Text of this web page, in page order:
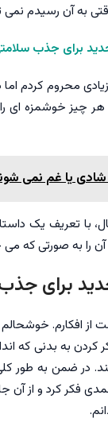
به آن رسیدم نمی
برای جذب
زیادی محروم
چیز خوشمزه ای
یا غم نمی
با تعریف یک
آن را به صورتی که
برای
از افکارم.
کردن به بدنی
در ضمن به طور
کرد و از آن